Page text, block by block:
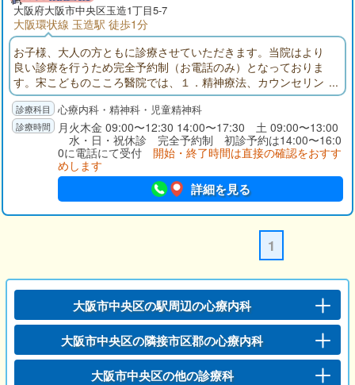
大阪府大阪市中央区玉造1丁目5-7
大阪環状線 玉造駅 徒歩1分
お子様、大人の方ともに診療させていただきます。当院はより
良い診療を行うため完全予約制（お電話のみ）となっておりま
す。宋こどものこころ醫院では、１．精神療法、カウンセリン
グ ２．発達の遅れ、言葉の遅れに対する療育 ３．できるだ
け少ない薬による薬物治療 を心がけています。
心療内科・精神科・児童精神科
月火木金 09:00〜12:30 14:00〜17:30 土 09:00〜13:00
水・日・祝休診 完全予約制 初診予約は14:00〜16:0
0に電話にて受付 開始・終了時間は直接の確認をおすす
めします
詳細を見る
1
大阪市中央区の駅周辺の心療内科
大阪市中央区の隣接市区郡の心療内科
大阪市中央区の他の診療科